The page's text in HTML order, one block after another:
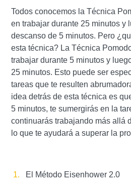
Todos conocemos la Técnica
en trabajar durante 25 minutos y
descanso de 5 minutos. Pero
esta técnica? La Técnica
trabajar durante 5 minutos y
25 minutos. Esto puede ser
tareas que te resulten
idea detrás de esta técnica es
5 minutos, te sumergirás en la
continuarás trabajando más allá
lo que te ayudará a superar la
El Método Eisenhower 2.0